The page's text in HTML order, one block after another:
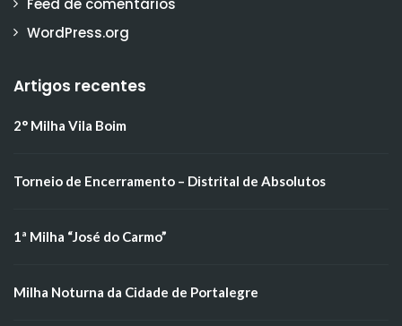
WordPress.org
Artigos recentes
2° Milha Vila Boim
Torneio de Encerramento – Distrital de Absolutos
1ª Milha “José do Carmo”
Milha Noturna da Cidade de Portalegre